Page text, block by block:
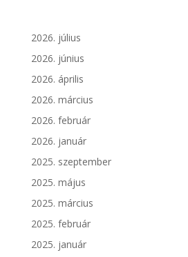
2026. július
2026. június
2026. április
2026. március
2026. február
2026. január
2025. szeptember
2025. május
2025. március
2025. február
2025. január